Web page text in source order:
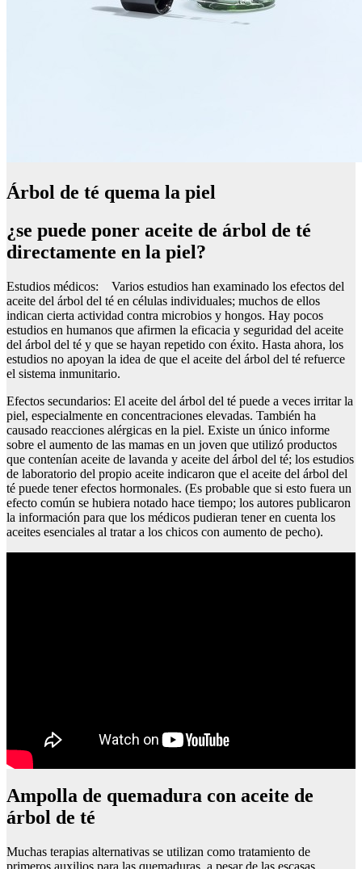
Árbol de té quema la piel
¿se puede poner aceite de árbol de té
directamente en la piel?
Estudios médicos: Varios estudios han examinado los efectos del
aceite del árbol del té en células individuales; muchos de ellos
indican cierta actividad contra microbios y hongos. Hay pocos
estudios en humanos que afirmen la eficacia y seguridad del aceite
del árbol del té y que se hayan repetido con éxito. Hasta ahora, los
estudios no apoyan la idea de que el aceite del árbol del té refuerce
el sistema inmunitario.
Efectos secundarios: El aceite del árbol del té puede a veces irritar la
piel, especialmente en concentraciones elevadas. También ha
causado reacciones alérgicas en la piel. Existe un único informe
sobre el aumento de las mamas en un joven que utilizó productos
que contenían aceite de lavanda y aceite del árbol del té; los estudios
de laboratorio del propio aceite indicaron que el aceite del árbol del
té puede tener efectos hormonales. (Es probable que si esto fuera un
efecto común se hubiera notado hace tiempo; los autores publicaron
la información para que los médicos pudieran tener en cuenta los
aceites esenciales al tratar a los chicos con aumento de pecho).
Ampolla de quemadura con aceite de
árbol de té
Muchas terapias alternativas se utilizan como tratamiento de
primeros auxilios para las quemaduras, a pesar de las escasas